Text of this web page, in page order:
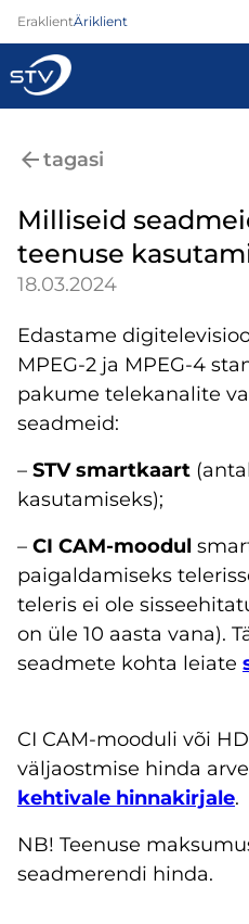
EraklientÄriklient
Internet
Telefon
Turvateenused
Abi
Pood
Kontaktid
Uudised
tagasi
Milliseid
teenuse
18.03.2024
Edastame
MPEG-2 ja MPEG-4
pakume telekanalite
seadmeid:
– STV smartkaart
kasutamiseks);
– CI CAM-moodul
paigaldamiseks
teleris ei ole
on üle 10 aasta vana).
seadmete kohta leiate
CI CAM-mooduli või
väljaostmise hinda
kehtivale hinnakirjale.
NB! Teenuse
seadmerendi hinda.